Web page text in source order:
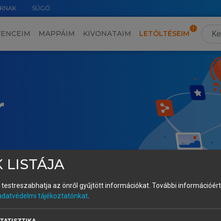
SÚGÓ
MAPPÁIM KIVONATAIM LETÖLTÉSEIM
LISTÁJA
az önről gyűjtött információkat. További
tájékoztatónkat